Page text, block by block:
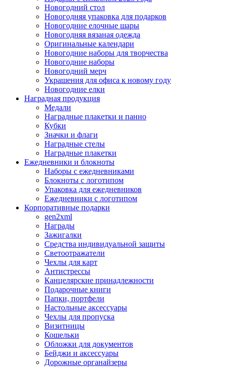
Новогодний стол
Новогодняя упаковка для подарков
Новогодние елочные шары
Новогодняя вязаная одежда
Оригинальные календари
Новогодние наборы для творчества
Новогодние наборы
Новогодний мерч
Украшения для офиса к новому году
Новогодние елки
Наградная продукция
Медали
Наградные плакетки и панно
Кубки
Значки и флаги
Наградные стелы
Наградные плакетки
Ежедневники и блокноты
Наборы с ежедневниками
Блокноты с логотипом
Упаковка для ежедневников
Ежедневники с логотипом
Корпоративные подарки
gen2xml
Награды
Зажигалки
Средства индивидуальной защиты
Светоотражатели
Чехлы для карт
Антистрессы
Канцелярские принадлежности
Подарочные книги
Папки, портфели
Настольные аксессуары
Чехлы для пропуска
Визитницы
Кошельки
Обложки для документов
Бейджи и аксессуары
Дорожные органайзеры